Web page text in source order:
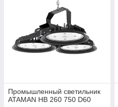
Промышленный светильник
ATAMAN HB 260 750 D60